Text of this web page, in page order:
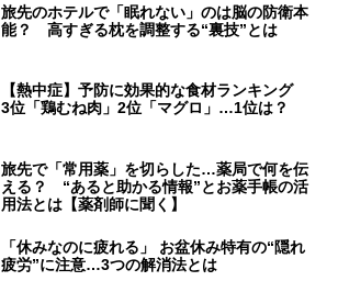
旅先のホテルで「眠れない」のは脳の防衛本
能？ 高すぎる枕を調整する“裏技”とは
【熱中症】予防に効果的な食材ランキング
3位「鶏むね肉」2位「マグロ」…1位は？
旅先で「常用薬」を切らした…薬局で何を伝
える？ “あると助かる情報”とお薬手帳の活
用法とは【薬剤師に聞く】
「休みなのに疲れる」 お盆休み特有の“隠れ
疲労”に注意…3つの解消法とは